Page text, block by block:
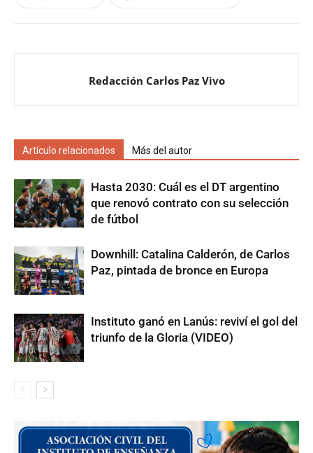
Redacción Carlos Paz Vivo
Artículo relacionados Más del autor
Hasta 2030: Cuál es el DT argentino
que renovó contrato con su selección
de fútbol
Downhill: Catalina Calderón, de Carlos
Paz, pintada de bronce en Europa
Instituto ganó en Lanús: reviví el gol del
triunfo de la Gloria (VIDEO)